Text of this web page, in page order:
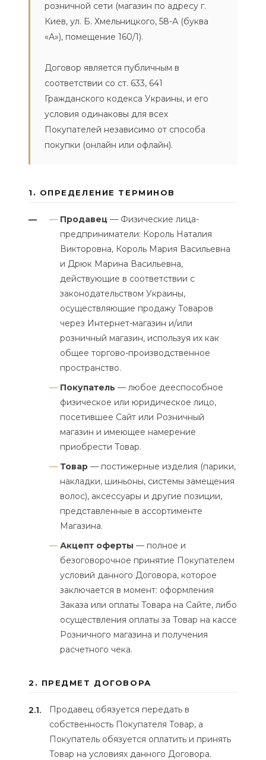
розничной сети (магазин по адресу г.
Киев, ул. Б. Хмельницкого, 58-А (буква
«А»), помещение 160/1).
Договор является публичным в
соответствии со ст. 633, 641
Гражданского кодекса Украины, и его
условия одинаковы для всех
Покупателей независимо от способа
покупки (онлайн или офлайн).
1. ОПРЕДЕЛЕНИЕ ТЕРМИНОВ
— Продавец — Физические лица-
предприниматели: Король Наталия
Викторовна, Король Мария Васильевна
и Дрюк Марина Васильевна,
действующие в соответствии с
законодательством Украины,
осуществляющие продажу Товаров
через Интернет-магазин и/или
розничный магазин, используя их как
общее торгово-производственное
пространство.
Покупатель — любое дееспособное
физическое или юридическое лицо,
посетившее Сайт или Розничный
магазин и имеющее намерение
приобрести Товар.
Товар — постижерные изделия (парики,
накладки, шиньоны, системы замещения
волос), аксессуары и другие позиции,
представленные в ассортименте
Магазина.
Акцепт оферты — полное и
безоговорочное принятие Покупателем
условий данного Договора, которое
заключается в момент: оформления
Заказа или оплаты Товара на Сайте, либо
осуществления оплаты за Товар на кассе
Розничного магазина и получения
расчетного чека.
2. ПРЕДМЕТ ДОГОВОРА
2.1.
Продавец обязуется передать в
собственность Покупателя Товар, а
Покупатель обязуется оплатить и принять
Товар на условиях данного Договора.